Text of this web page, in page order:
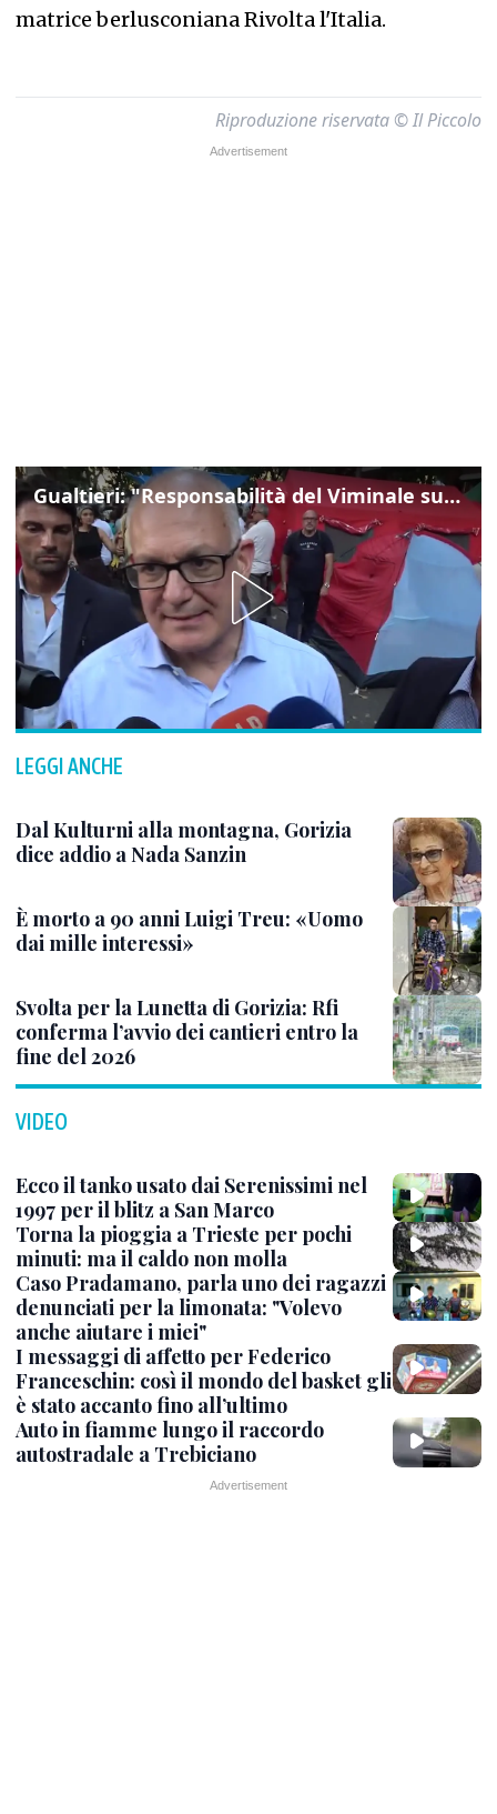
matrice berlusconiana Rivolta l'Italia.
Riproduzione riservata © Il Piccolo
Gualtieri: "Responsabilità del Viminale su Spin Time? La posizione dei partiti è nota"
LEGGI ANCHE
Dal Kulturni alla montagna, Gorizia
dice addio a Nada Sanzin
È morto a 90 anni Luigi Treu: «Uomo
dai mille interessi»
Svolta per la Lunetta di Gorizia: Rfi
conferma l’avvio dei cantieri entro la
fine del 2026
VIDEO
Ecco il tanko usato dai Serenissimi nel
1997 per il blitz a San Marco
Torna la pioggia a Trieste per pochi
minuti: ma il caldo non molla
Caso Pradamano, parla uno dei ragazzi
denunciati per la limonata: "Volevo
anche aiutare i miei"
I messaggi di affetto per Federico
Franceschin: così il mondo del basket gli
è stato accanto fino all’ultimo
Auto in fiamme lungo il raccordo
autostradale a Trebiciano